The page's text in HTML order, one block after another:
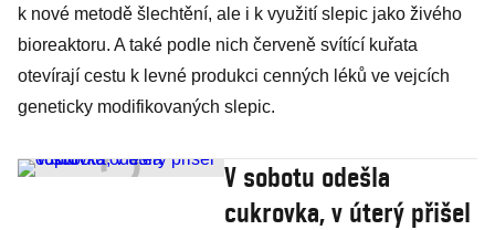
k nové metodě šlechtění, ale i k využití slepic jako živého
bioreaktoru. A také podle nich červeně svítící kuřata
otevírají cestu k levné produkci cenných léků ve vejcích
geneticky modifikovaných slepic.
V sobotu odešla
cukrovka, v úterý přišel